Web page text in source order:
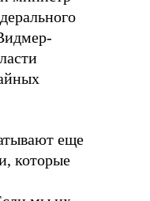
еще
которые